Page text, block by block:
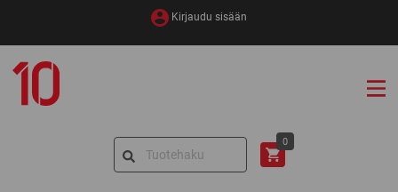
Kirjaudu sisään
10
Search
0